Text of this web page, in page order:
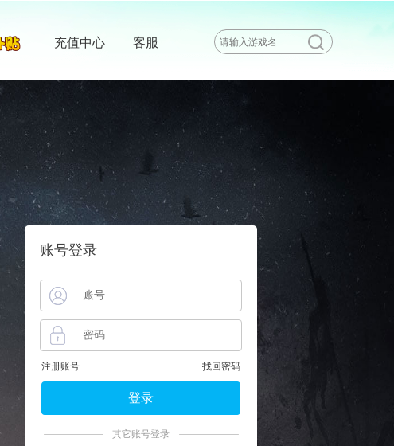
充值中心 客服
账号登录
注册账号 找回密码
登录
其它账号登录